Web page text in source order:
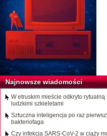
Najnowsze wiadomości
W etruskim mieście odkryto
ludzkimi szkieletami
Sztuczna inteligencja po raz
bakteriofaga
Czy infekcja SARS-CoV-2 w ciąży